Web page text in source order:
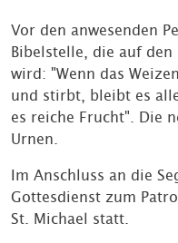
Vor den anwesenden
Bibelstelle, die auf
wird: "Wenn das
und stirbt, bleibt es
es reiche Frucht". Die
Urnen.
Im Anschluss an die
Gottesdienst zum
St. Michael statt.